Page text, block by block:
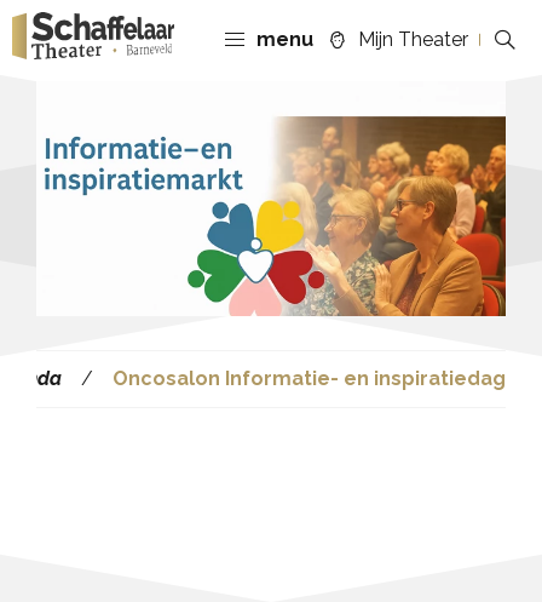
menu Mijn Theater
Oncosalon Informatie- en inspiratiedag